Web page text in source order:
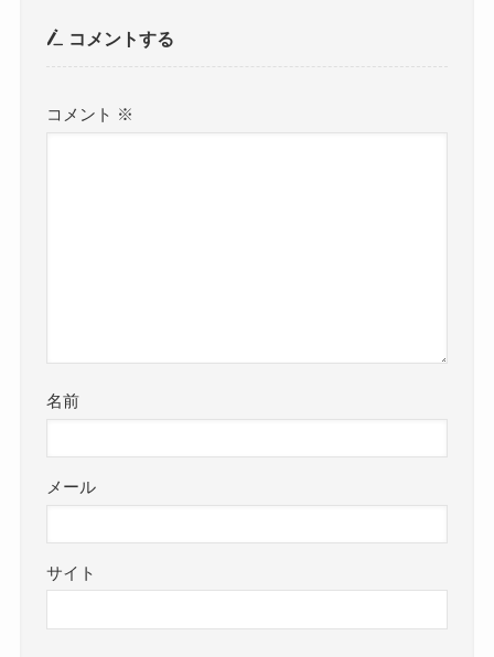
コメントする
コメント ※
名前
メール
サイト